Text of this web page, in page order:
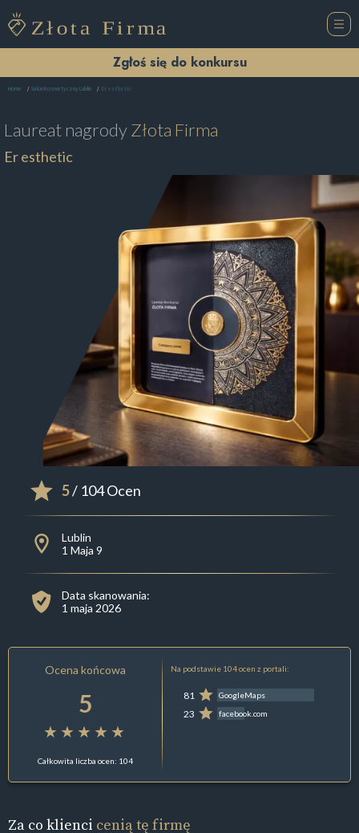
Zgłoś się do konkursu
Home Salon Kosmetyczny Lublin Er esthetic
Laureat nagrodyZłota Firma
Er esthetic
5/ 104 Ocen
Lublin
1 Maja 9
Data skanowania:
1 maja 2026
Ocena końcowa
5
Całkowita liczba ocen: 104
Na podstawie 104 ocen z portali:
81 GoogleMaps
23 facebook.com
Za co klienci cenią tę firmę